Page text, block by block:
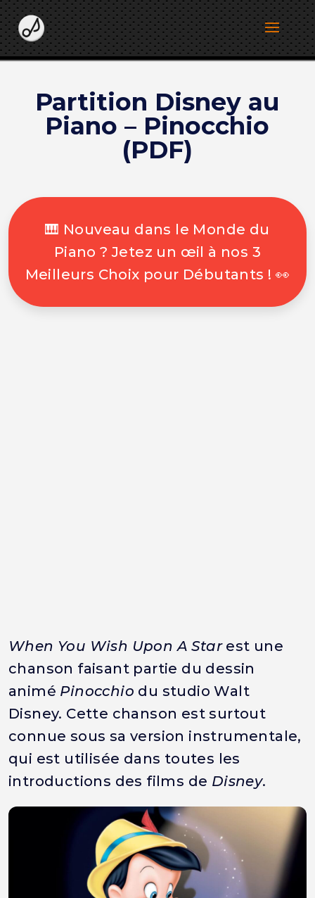
Partition Disney au
Piano – Pinocchio
(PDF)
🎹 Nouveau dans le Monde du
Piano ? Jetez un œil à nos 3
Meilleurs Choix pour Débutants ! 👀
When You Wish Upon A Starest une
chanson faisant partie du dessin
animé Pinocchio du studio Walt
Disney. Cette chanson est surtout
connue sous sa version instrumentale,
qui est utilisée dans toutes les
introductions des films de Disney.